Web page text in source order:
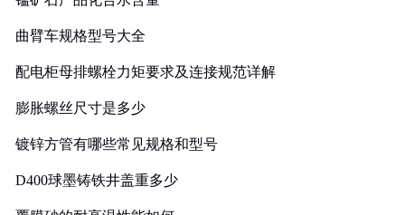
曲臂车规格型号大全
配电柜母排螺栓力矩要求及连接规范详解
膨胀螺丝尺寸是多少
镀锌方管有哪些常见规格和型号
D400球墨铸铁井盖重多少